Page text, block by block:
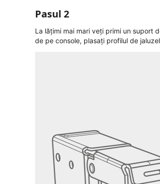
Pasul 2
La lățimi mai mari veți primi un suport
de pe console, plasați profilul de